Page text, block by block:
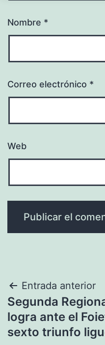
Nombre *
Correo electrónico *
Web
Navegación
de
entradas
Entrada anterior
Segunda
logra ante el
sexto triunfo